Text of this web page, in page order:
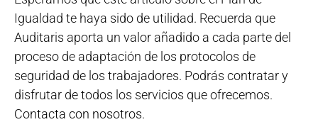
Igualdad te haya sido de utilidad. Recuerda que
Auditaris aporta un valor añadido a cada parte del
proceso de adaptación de los protocolos de
seguridad de los trabajadores. Podrás contratar y
disfrutar de todos los servicios que ofrecemos.
Contacta con nosotros.